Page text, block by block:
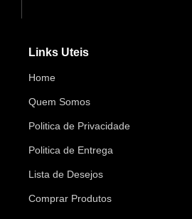
Links Uteis
Home
Quem Somos
Politica de Privacidade
Politica de Entrega
Lista de Desejos
Comprar Produtos